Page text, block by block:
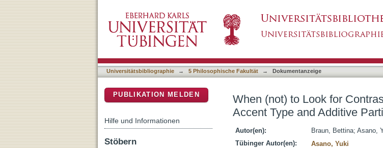
When (not) to Look for Contrastive Alternatives : The
Particles
Universitätsbibliographie → 5 Philosophische Fakultät → Dokumentanzeige
When (not) to Look for
Accent Type and Additive
Autor(en): Braun, Bettina; Asano,
Tübinger Autor(en):
Asano, Yuki
PUBLIKATION MELDEN
Hilfe und Informationen
Stöbern